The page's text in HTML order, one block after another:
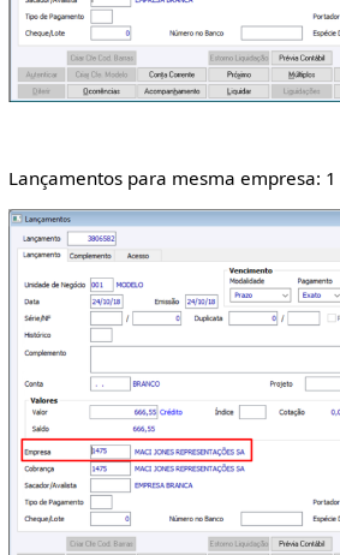
Lançamentos para mesma empresa: